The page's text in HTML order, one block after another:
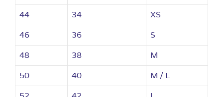
44 34
XS
46
36
S
48
38
M
50
40
M / L